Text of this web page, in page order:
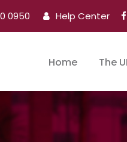
0950 Help Center
Home The